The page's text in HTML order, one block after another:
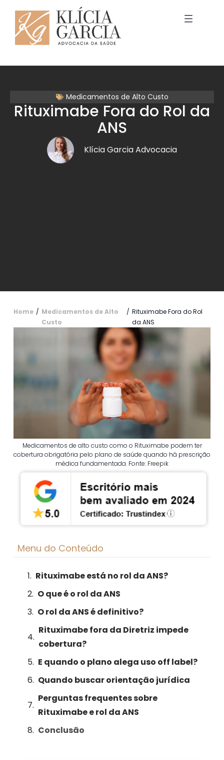
Medicamentos de Alto Custo
Rituximabe Fora do Rol da
ANS
Klícia Garcia Advocacia
Home / Medicamentos de Alto
Custo
/ Rituximabe Fora do Rol
da ANS
Medicamentos de alto custo como o Rituximabe podem ter
cobertura obrigatória pelo plano de saúde quando há prescrição
médica fundamentada. Fonte: Freepik
Menu do Conteúdo
Rituximabe está no rol da ANS?
O que é o rol da ANS
O rol da ANS é definitivo?
Rituximabe fora da Diretriz impede
cobertura?
E quando o plano alega uso off label?
Quando buscar orientação jurídica
Perguntas frequentes sobre
Rituximabe e rol da ANS
Conclusão